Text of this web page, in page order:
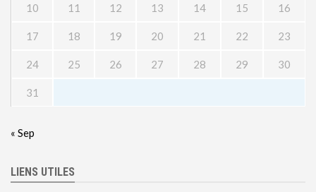
10 11 12 13 14 15 16
17 18 19 20 21 22 23
24 25 26 27 28 29 30
31
« Sep
LIENS UTILES